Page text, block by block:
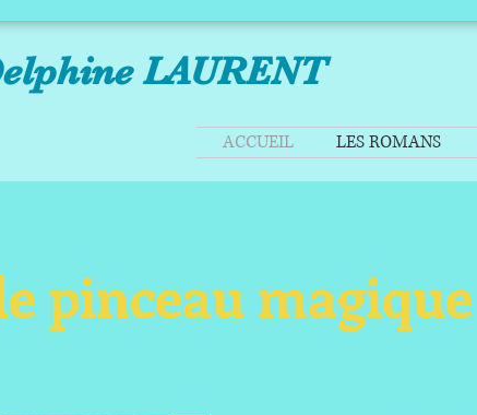
LAURENT
ACCUEIL LES ROMANS
pinceau magique